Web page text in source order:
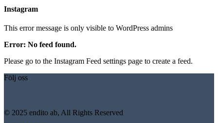
Instagram
This error message is only visible to WordPress admins
Error: No feed found.
Please go to the Instagram Feed settings page to create a feed.
Följ oss
© 2025 endito ab, All Rights Reserved